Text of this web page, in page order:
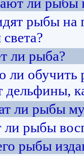
рыбы на
ли рыба?
обучить
ли рыбы
рыбы
рыбы